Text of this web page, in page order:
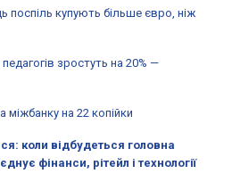
поспіль купують більше євро, ніж
зростуть на 20% —
на 22 копійки
коли відбудеться головна
фінанси, рітейл і технології